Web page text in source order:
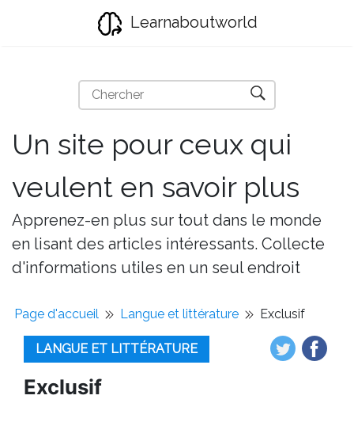
Learnaboutworld
Un site pour ceux qui
veulent en savoir plus
Apprenez-en plus sur tout dans le monde
en lisant des articles intéressants. Collecte
d'informations utiles en un seul endroit
Page d'accueil Langue et littérature Exclusif
LANGUE ET LITTÉRATURE
Exclusif